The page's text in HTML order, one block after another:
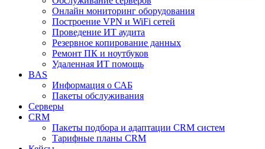
Онлайн мониторинг оборудования
Построение VPN и WiFi сетей
Проведение ИТ аудита
Резервное копирование данных
Ремонт ПК и ноутбуков
Удаленная ИТ помощь
BAS
Информация о САБ
Пакеты обслуживания
Серверы
CRM
Пакеты подбора и адаптации CRM систем
Тарифные планы CRM